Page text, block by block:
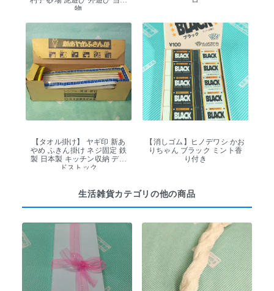
物
【タオル掛け】 ヤギ印 新あ
やめ ふきん掛け ネジ固定 鉄
製 日本製 キッチン収納 デッ
ドストック
【消しゴム】ヒノデワシ かお
りちゃん ブラック ミント香
り付き
生活雑貨カテゴリの他の商品